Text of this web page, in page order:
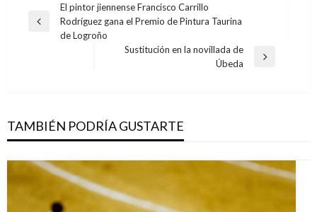
Navegación
de
Entrada
El pintor jiennense Francisco Carrillo
Rodríguez gana el Premio de Pintura Taurina
de Logroño
Sustitución en la novillada de
Úbeda
TAMBIÉN PODRÍA GUSTARTE